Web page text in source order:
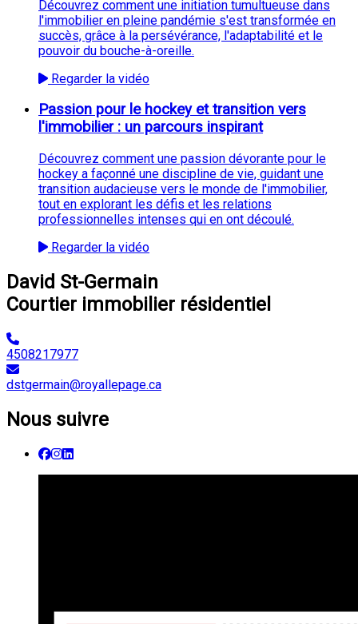
Découvrez comment une initiation tumultueuse dans
l'immobilier en pleine pandémie s'est transformée en
succès, grâce à la persévérance, l'adaptabilité et le
pouvoir du bouche-à-oreille.
Regarder la vidéo
Passion pour le hockey et transition vers
l'immobilier : un parcours inspirant
Découvrez comment une passion dévorante pour le
hockey a façonné une discipline de vie, guidant une
transition audacieuse vers le monde de l'immobilier,
tout en explorant les défis et les relations
professionnelles intenses qui en ont découlé.
Regarder la vidéo
David St-Germain
Courtier immobilier résidentiel
4508217977
dstgermain@royallepage.ca
Nous suivre